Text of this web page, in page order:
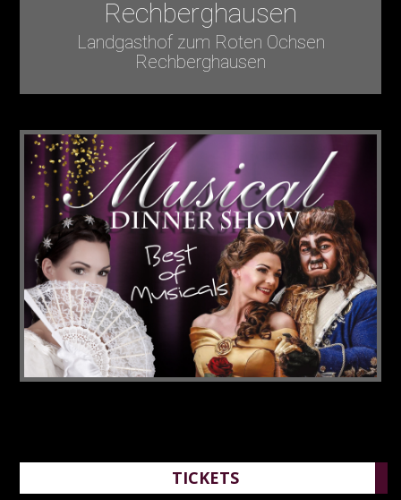
Rechberghausen
Landgasthof zum Roten Ochsen
Rechberghausen
TICKETS